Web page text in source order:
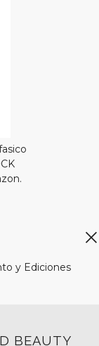
y Ediciones
BEAUTY